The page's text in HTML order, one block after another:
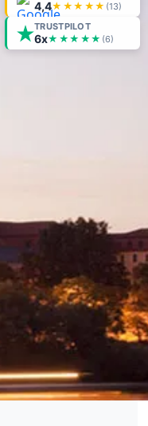
4,4★★★★★ (13)
TRUSTPILOT
6x★★★★★ (6)